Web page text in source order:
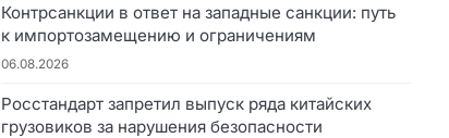
Контрсанкции в ответ на западные санкции: путь
к импортозамещению и ограничениям
06.08.2026
Росстандарт запретил выпуск ряда китайских
грузовиков за нарушения безопасности